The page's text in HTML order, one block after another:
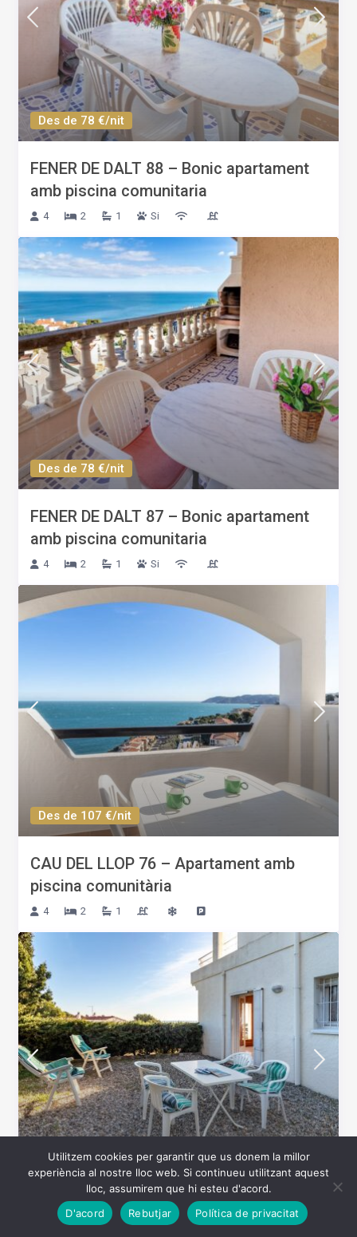
Des de 78 €/nit
FENER DE DALT 88 – Bonic apartament
amb piscina comunitaria
4 2 1 Si
Des de 78 €/nit
FENER DE DALT 87 – Bonic apartament
amb piscina comunitaria
4 2 1 Si
Des de 107 €/nit
CAU DEL LLOP 76 – Apartament amb
piscina comunitària
4 2 1
Des de 57 €/nit
CAP RAS 04 – Acollidor apartament prop
Utilitzem cookies per garantir que us donem la millor
experiència al nostre lloc web. Si continueu utilitzant aquest
lloc, assumirem que hi esteu d'acord.
D'acord
Rebutjar Política de privacitat